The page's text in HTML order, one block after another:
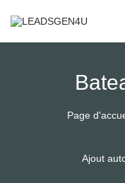
Page
Ajout